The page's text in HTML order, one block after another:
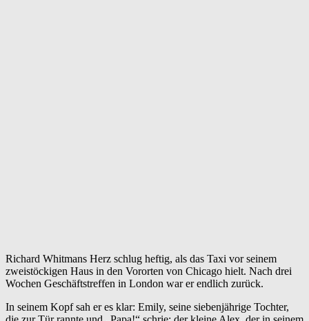
Richard Whitmans Herz schlug heftig, als das Taxi vor seinem
zweistöckigen Haus in den Vororten von Chicago hielt. Nach drei
Wochen Geschäftstreffen in London war er endlich zurück.
In seinem Kopf sah er es klar: Emily, seine siebenjährige Tochter,